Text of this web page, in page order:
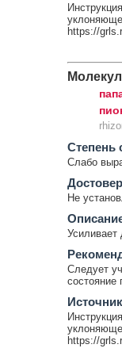
https://
Cтепень
Слабо
Не
Усиливает
Следует
состояние
https://